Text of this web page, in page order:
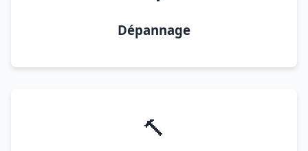
Dépannage
🔨